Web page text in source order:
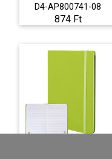
D4-AP800741-08
874 Ft